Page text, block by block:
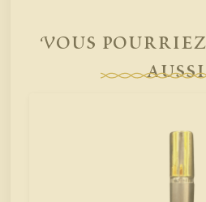
Vous